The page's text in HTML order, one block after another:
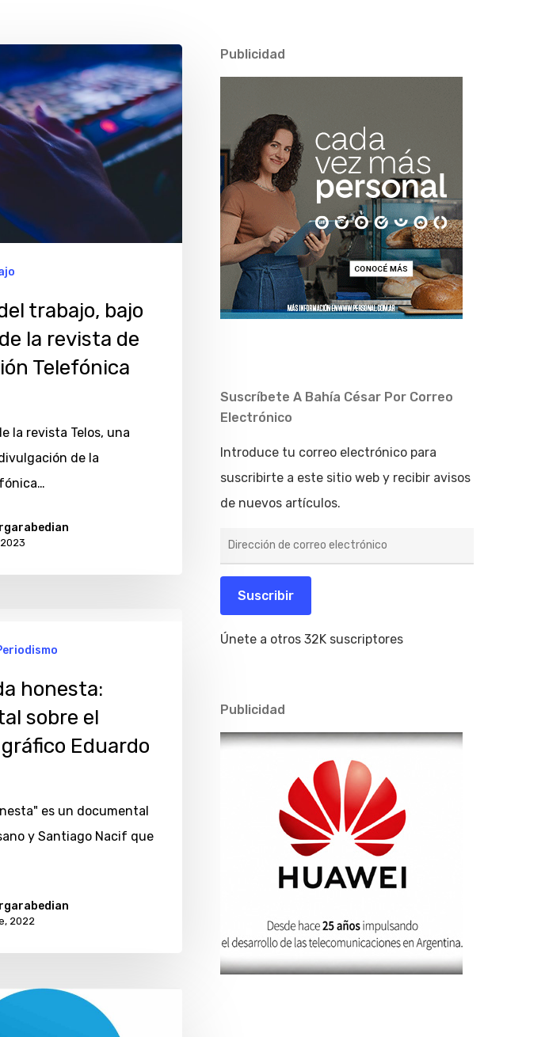
trabajo, bajo
la revista de
Telefónica
la revista Telos, una
de la
honesta:
sobre el
Eduardo
es un documental
y Santiago Nacif que
2022
Publicidad
Suscríbete A Bahía César Por Correo
Electrónico
Introduce tu correo electrónico para
suscribirte a este sitio web y recibir avisos
de nuevos artículos.
de
electrónico
Suscribir
Únete a otros 32K suscriptores
Publicidad